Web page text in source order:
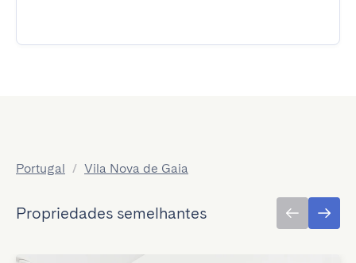
Portugal / Vila Nova de Gaia
Propriedades semelhantes